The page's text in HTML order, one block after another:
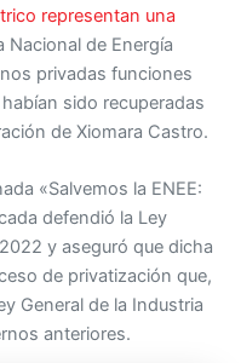
representan una
Nacional de Energía
privadas funciones
sido recuperadas
de Xiomara Castro.
«Salvemos la ENEE:
defendió la Ley
y aseguró que dicha
de privatización que,
General de la Industria
anteriores.